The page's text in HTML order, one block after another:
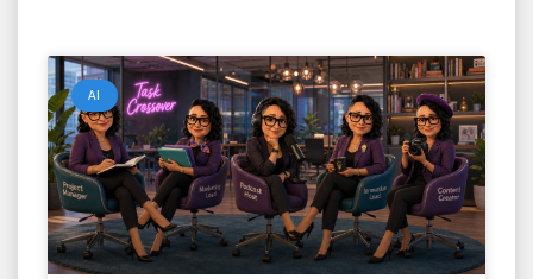
AI